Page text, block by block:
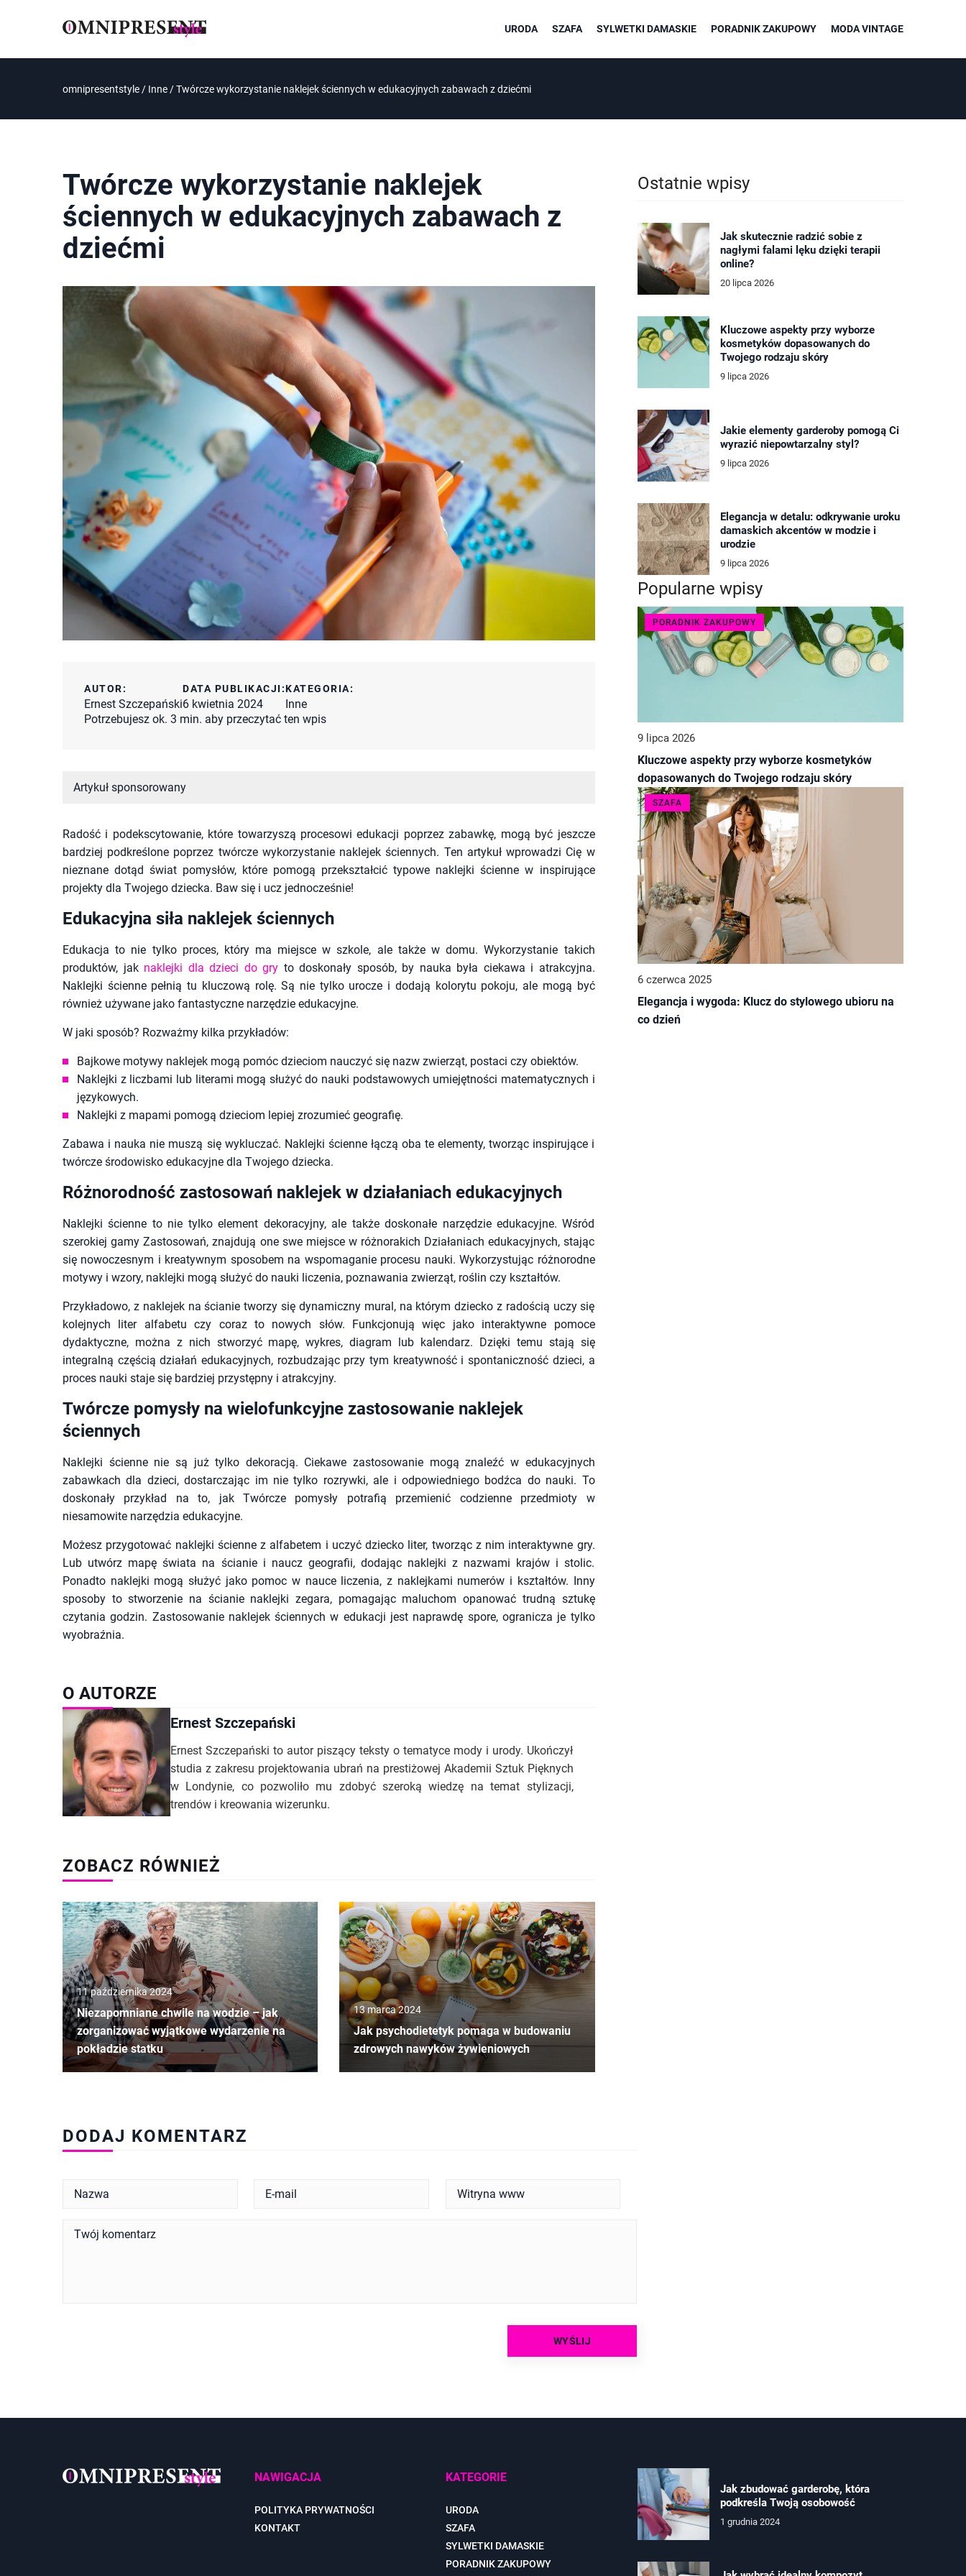
URODA SZAFA SYLWETKI DAMASKIE PORADNIK ZAKUPOWY MODA VINTAGE
omnipresentstyle / Inne /Twórcze wykorzystanie naklejek ściennych w edukacyjnych zabawach z dziećmi
Twórcze wykorzystanie naklejek
ściennych w edukacyjnych zabawach z
dziećmi
AUTOR:
Ernest Szczepański
DATA PUBLIKACJI:
6 kwietnia 2024
KATEGORIA:
Inne
Potrzebujesz ok. 3 min. aby przeczytać ten wpis
Artykuł sponsorowany
Radość i podekscytowanie, które towarzyszą procesowi edukacji poprzez zabawkę, mogą być jeszcze
bardziej podkreślone poprzez twórcze wykorzystanie naklejek ściennych. Ten artykuł wprowadzi Cię w
nieznane dotąd świat pomysłów, które pomogą przekształcić typowe naklejki ścienne w inspirujące
projekty dla Twojego dziecka. Baw się i ucz jednocześnie!
Edukacyjna siła naklejek ściennych
Edukacja to nie tylko proces, który ma miejsce w szkole, ale także w domu. Wykorzystanie takich
produktów, jak naklejki dla dzieci do gry to doskonały sposób, by nauka była ciekawa i atrakcyjna.
Naklejki ścienne pełnią tu kluczową rolę. Są nie tylko urocze i dodają kolorytu pokoju, ale mogą być
również używane jako fantastyczne narzędzie edukacyjne.
W jaki sposób? Rozważmy kilka przykładów:
Bajkowe motywy naklejek mogą pomóc dzieciom nauczyć się nazw zwierząt, postaci czy obiektów.
Naklejki z liczbami lub literami mogą służyć do nauki podstawowych umiejętności matematycznych i
językowych.
Naklejki z mapami pomogą dzieciom lepiej zrozumieć geografię.
Zabawa i nauka nie muszą się wykluczać. Naklejki ścienne łączą oba te elementy, tworząc inspirujące i
twórcze środowisko edukacyjne dla Twojego dziecka.
Różnorodność zastosowań naklejek w działaniach edukacyjnych
Naklejki ścienne to nie tylko element dekoracyjny, ale także doskonałe narzędzie edukacyjne. Wśród
szerokiej gamy Zastosowań, znajdują one swe miejsce w różnorakich Działaniach edukacyjnych, stając
się nowoczesnym i kreatywnym sposobem na wspomaganie procesu nauki. Wykorzystując różnorodne
motywy i wzory, naklejki mogą służyć do nauki liczenia, poznawania zwierząt, roślin czy kształtów.
Przykładowo, z naklejek na ścianie tworzy się dynamiczny mural, na którym dziecko z radością uczy się
kolejnych liter alfabetu czy coraz to nowych słów. Funkcjonują więc jako interaktywne pomoce
dydaktyczne, można z nich stworzyć mapę, wykres, diagram lub kalendarz. Dzięki temu stają się
integralną częścią działań edukacyjnych, rozbudzając przy tym kreatywność i spontaniczność dzieci, a
proces nauki staje się bardziej przystępny i atrakcyjny.
Twórcze pomysły na wielofunkcyjne zastosowanie naklejek
ściennych
Naklejki ścienne nie są już tylko dekoracją. Ciekawe zastosowanie mogą znaleźć w edukacyjnych
zabawkach dla dzieci, dostarczając im nie tylko rozrywki, ale i odpowiedniego bodźca do nauki. To
doskonały przykład na to, jak Twórcze pomysły potrafią przemienić codzienne przedmioty w
niesamowite narzędzia edukacyjne.
Możesz przygotować naklejki ścienne z alfabetem i uczyć dziecko liter, tworząc z nim interaktywne gry.
Lub utwórz mapę świata na ścianie i naucz geografii, dodając naklejki z nazwami krajów i stolic.
Ponadto naklejki mogą służyć jako pomoc w nauce liczenia, z naklejkami numerów i kształtów. Inny
sposoby to stworzenie na ścianie naklejki zegara, pomagając maluchom opanować trudną sztukę
czytania godzin. Zastosowanie naklejek ściennych w edukacji jest naprawdę spore, ogranicza je tylko
wyobraźnia.
O AUTORZE
Ernest Szczepański
Ernest Szczepański to autor piszący teksty o tematyce mody i urody. Ukończył
studia z zakresu projektowania ubrań na prestiżowej Akademii Sztuk Pięknych
w Londynie, co pozwoliło mu zdobyć szeroką wiedzę na temat stylizacji,
trendów i kreowania wizerunku.
ZOBACZ RÓWNIEŻ
11 października 2024
Niezapomniane chwile na wodzie – jak
zorganizować wyjątkowe wydarzenie na
pokładzie statku
13 marca 2024
Jak psychodietetyk pomaga w budowaniu
zdrowych nawyków żywieniowych
Ostatnie wpisy
Jak skutecznie radzić sobie z
nagłymi falami lęku dzięki terapii
online?
20 lipca 2026
Kluczowe aspekty przy wyborze
kosmetyków dopasowanych do
Twojego rodzaju skóry
9 lipca 2026
Jakie elementy garderoby pomogą Ci
wyrazić niepowtarzalny styl?
9 lipca 2026
Elegancja w detalu: odkrywanie uroku
damaskich akcentów w modzie i
urodzie
9 lipca 2026
Popularne wpisy
PORADNIK ZAKUPOWY
9 lipca 2026
Kluczowe aspekty przy wyborze kosmetyków
dopasowanych do Twojego rodzaju skóry
SZAFA
6 czerwca 2025
Elegancja i wygoda: Klucz do stylowego ubioru na
co dzień
DODAJ KOMENTARZ
NAWIGACJA
POLITYKA PRYWATNOŚCI
KONTAKT
KATEGORIE
URODA
SZAFA
SYLWETKI DAMASKIE
PORADNIK ZAKUPOWY
Jak zbudować garderobę, która
podkreśla Twoją osobowość
1 grudnia 2024